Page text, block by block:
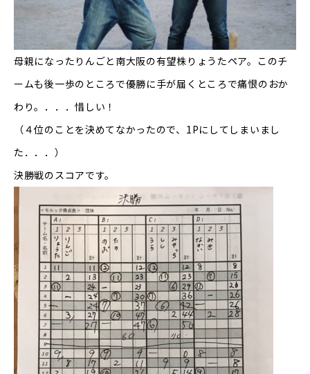
母親になったりんごと南大阪の有望株りょうたペア。このチ
ームも後一歩のところで優勝に手が届くところで痛恨のおか
わり。．．．惜しい！
（４位のことを決めてなかったので、1Pにしてしまいまし
た．．．）
決勝戦のスコアです。